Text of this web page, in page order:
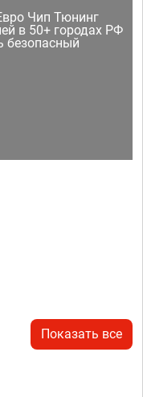
Чип Тюнинг
в 50+ городах РФ
безопасный
Показать все